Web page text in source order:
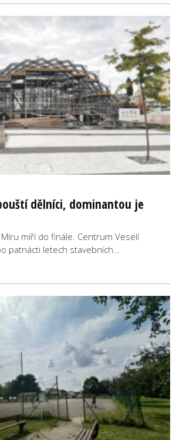
dělníci, dominantou je
míří do finále. Centrum Veselí
patnácti letech stavebních…